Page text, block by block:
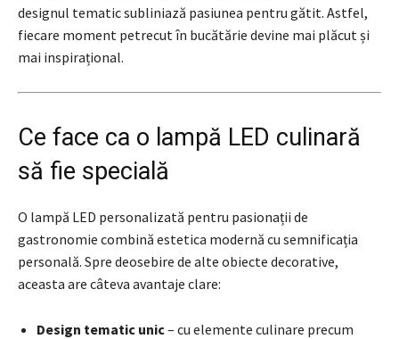
designul tematic subliniază pasiunea pentru gătit. Astfel,
fiecare moment petrecut în bucătărie devine mai plăcut și
mai inspirațional.
Ce face ca o lampă LED culinară
să fie specială
O lampă LED personalizată pentru pasionații de
gastronomie combină estetica modernă cu semnificația
personală. Spre deosebire de alte obiecte decorative,
aceasta are câteva avantaje clare:
Design tematic unic– cu elemente culinare precum